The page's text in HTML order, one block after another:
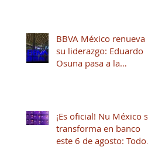
BBVA México renueva
su liderazgo: Eduardo
Osuna pasa a la
¡Es oficial! Nu México se
transforma en banco
este 6 de agosto: Todo